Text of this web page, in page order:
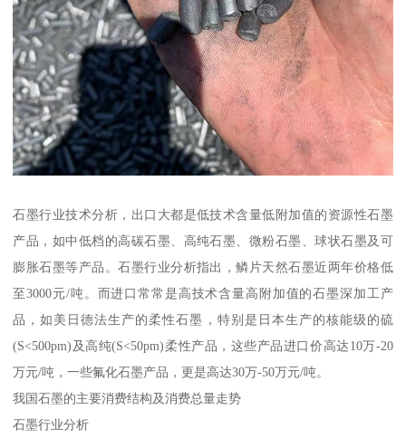
石墨行业技术分析，出口大都是低技术含量低附加值的资源性石墨
产品，如中低档的高碳石墨、高纯石墨、微粉石墨、球状石墨及可
膨胀石墨等产品。石墨行业分析指出，鳞片天然石墨近两年价格低
至3000元/吨。而进口常常是高技术含量高附加值的石墨深加工产
品，如美日德法生产的柔性石墨，特别是日本生产的核能级的硫
(S<500pm)及高纯(S<50pm)柔性产品，这些产品进口价高达10万-20
万元/吨，一些氟化石墨产品，更是高达30万-50万元/吨。
我国石墨的主要消费结构及消费总量走势
石墨行业分析